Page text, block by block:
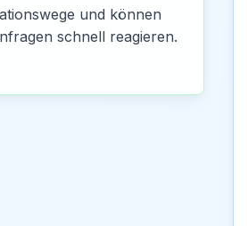
und können
schnell reagieren.